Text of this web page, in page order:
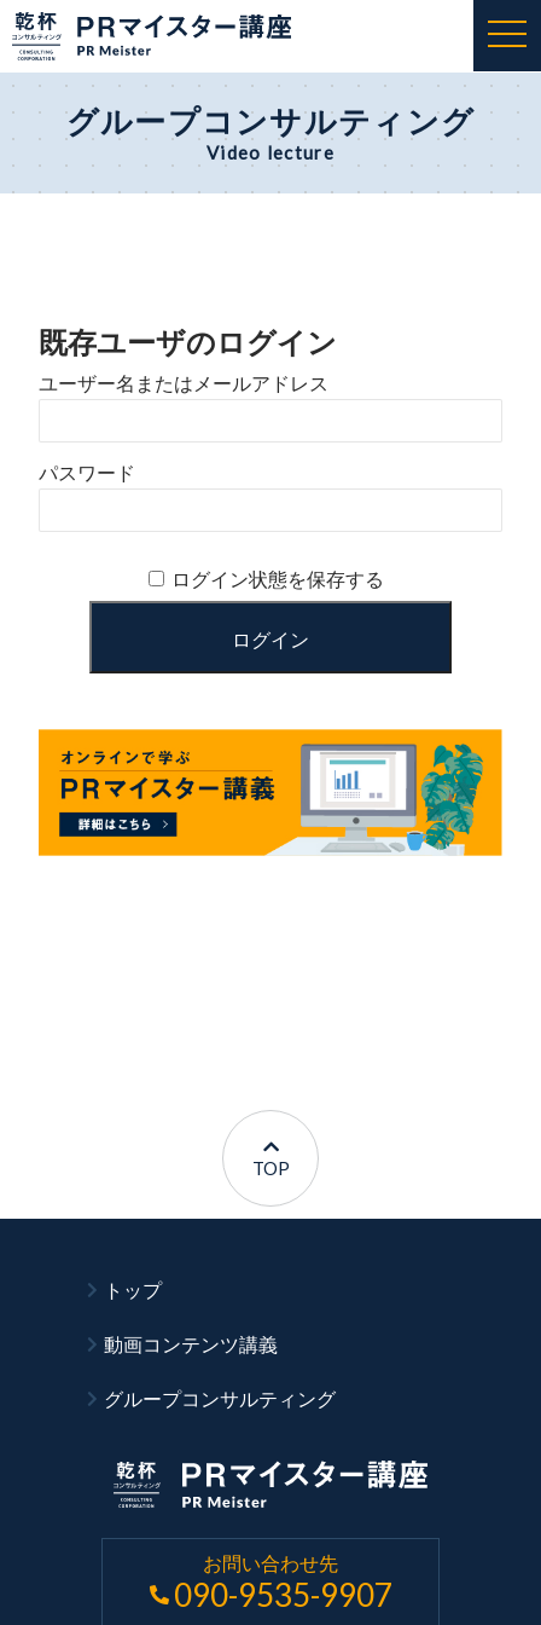
グループコンサルティング
Video lecture
既存ユーザのログイン
ユーザー名またはメールアドレス
パスワード
ログイン状態を保存する
TOP
トップ
動画コンテンツ講義
グループコンサルティング
お問い合わせ先
090-9535-9907